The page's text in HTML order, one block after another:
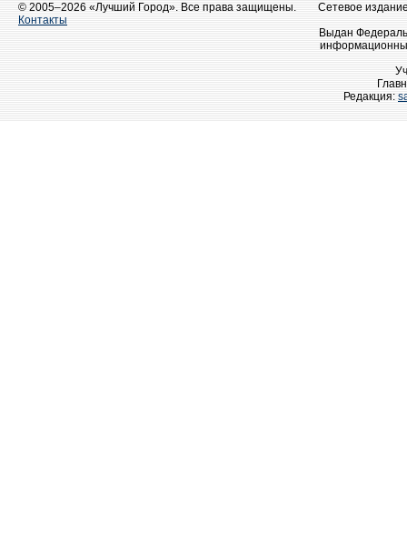
© 2005–2026 «Лучший Город». Все права защищены.
Контакты
Сетевое
Выдан
Редакция: